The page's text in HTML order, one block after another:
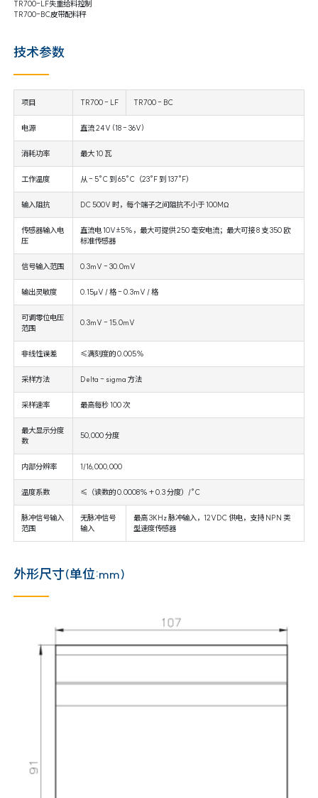
TR700-LF失重给料控制
TR700-BC皮带配料秤
技术参数
项目 TR700 - LF TR700 - BC
电源 直流 24V (18 - 36V)
消耗功率 最大 10 瓦
工作温度 从 - 5°C 到 65°C（23°F 到 137°F）
输入阻抗 DC 500V 时，每个端子之间阻抗不小于 100MΩ
传感器输入电
压
直流电 10V±5%，最大可提供 250 毫安电流；最大可接 8 支 350 欧
标准传感器
信号输入范围 0.3mV - 30.0mV
输出灵敏度 0.15μV / 格 - 0.3mV / 格
可调零位电压
范围
0.3mV - 15.0mV
非线性误差 ≤满刻度的 0.005%
采样方法 Delta - sigma 方法
采样速率 最高每秒 100 次
最大显示分度
数
50,000 分度
内部分辨率 1/16,000,000
温度系数 ≤（读数的 0.0008% + 0.3 分度）/°C
脉冲信号输入
范围
无脉冲信号
输入
最高 3KHz 脉冲输入，12VDC 供电，支持 NPN 类
型速度传感器
外形尺寸(单位:mm)